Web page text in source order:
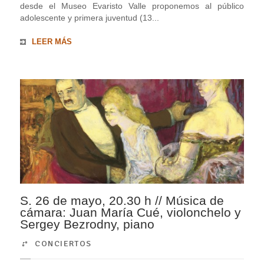
desde el Museo Evaristo Valle proponemos al público
adolescente y primera juventud (13...
LEER MÁS
S. 26 de mayo, 20.30 h // Música de
cámara: Juan María Cué, violonchelo y
Sergey Bezrodny, piano
CONCIERTOS